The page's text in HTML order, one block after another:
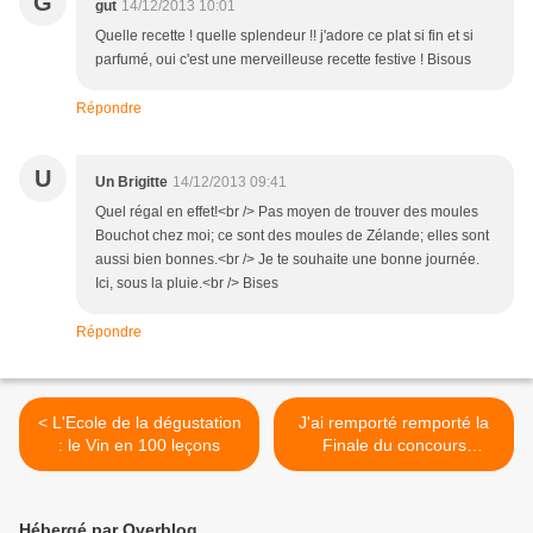
gut 14/12/2013 10:01
Quelle recette ! quelle splendeur !! j'adore ce plat si fin et si
parfumé, oui c'est une merveilleuse recette festive ! Bisous
Répondre
U Un Brigitte 14/12/2013 09:41
Quel régal en effet!<br /> Pas moyen de trouver des moules
Bouchot chez moi; ce sont des moules de Zélande; elles sont
aussi bien bonnes.<br /> Je te souhaite une bonne journée.
Ici, sous la pluie.<br /> Bises
Répondre
< L'Ecole de la dégustation
: le Vin en 100 leçons
J'ai remporté remporté la
Finale du concours
"Champagne en Cuisine" à